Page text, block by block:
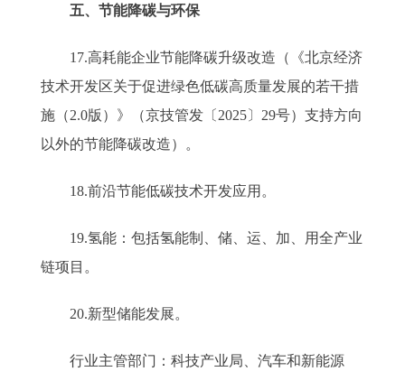
五、节能降碳与环保
17.高耗能企业节能降碳升级改造（《北京经济
技术开发区关于促进绿色低碳高质量发展的若干措
施（2.0版）》（京技管发〔2025〕29号）支持方向
以外的节能降碳改造）。
18.前沿节能低碳技术开发应用。
19.氢能：包括氢能制、储、运、加、用全产业
链项目。
20.新型储能发展。
行业主管部门：科技产业局、汽车和新能源